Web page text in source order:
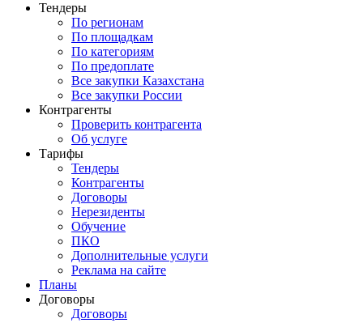
Тендеры
По регионам
По площадкам
По категориям
По предоплате
Все закупки Казахстана
Все закупки России
Контрагенты
Проверить контрагента
Об услуге
Тарифы
Тендеры
Контрагенты
Договоры
Нерезиденты
Обучение
ПКО
Дополнительные услуги
Реклама на сайте
Планы
Договоры
Договоры